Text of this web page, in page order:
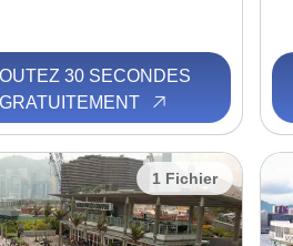
30 SECONDES
GRATUITEMENT
1 Fichier